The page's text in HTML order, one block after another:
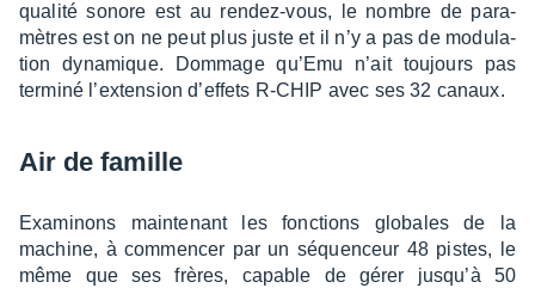
qualité sonore est au rendez-vous, le nombre de para­
mètres est on ne peut plus juste et il n’y a pas de modu­la­
tion dyna­mique. Dommage qu’Emu n’ait toujours pas
terminé l’ex­ten­sion d’ef­fets R-CHIP avec ses 32 canaux.
Air de famille
Exami­nons main­te­nant les fonc­tions globales de la
machine, à commen­cer par un séquen­ceur 48 pistes, le
même que ses frères, capable de gérer jusqu’à 50